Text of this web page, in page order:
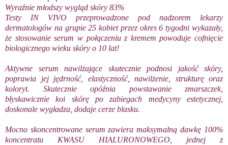
Wyraźnie młodszy wygląd skóry 83%
Testy IN VIVO przeprowadzone pod nadzorem lekarzy
dermatologów na grupie 25 kobiet przez okres 6 tygodni wykazały,
że stosowanie serum w połączeniu z kremem powoduje cofnięcie
biologicznego wieku skóry o 10 lat!
Aktywne serum nawilżające skutecznie podnosi jakość skóry,
poprawia jej jędrność, elastyczność, nawilżenie, strukturę oraz
koloryt. Skutecznie opóźnia powstawanie zmarszczek,
błyskawicznie koi skórę po zabiegach medycyny estetycznej,
doskonale wygładza, dodaje cerze blasku.
Mocno skoncentrowane serum zawiera maksymalną dawkę 100%
koncentratu KWASU HIALURONOWEGO, jednej z